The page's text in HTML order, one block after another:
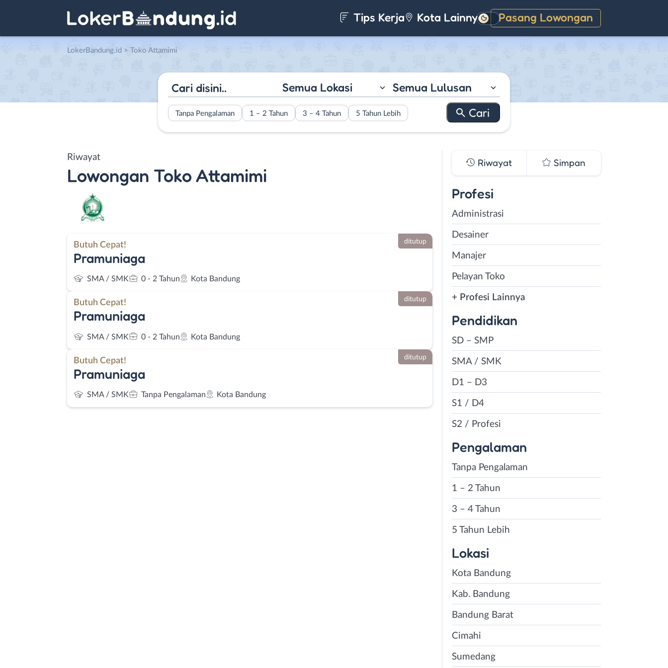
Tips Kerja Kota Lainnya Pasang Lowongan
Gelap
LokerBandung.id > Toko Attamimi
Semua Lokasi Semua Lulusan
Tanpa Pengalaman 1 – 2 Tahun 3 – 4 Tahun 5 Tahun Lebih
Riwayat
Lowongan Toko Attamimi
Butuh Cepat!
Pramuniaga
SMA / SMK 0 - 2 Tahun Kota Bandung
ditutup
Butuh Cepat!
Pramuniaga
SMA / SMK 0 - 2 Tahun Kota Bandung
ditutup
Butuh Cepat!
Pramuniaga
SMA / SMK Tanpa Pengalaman Kota Bandung
ditutup
Riwayat Simpan
Profesi
Administrasi
Desainer
Manajer
Pelayan Toko
+ Profesi Lainnya
Pendidikan
SD – SMP
SMA / SMK
D1 – D3
S1 / D4
S2 / Profesi
Pengalaman
Tanpa Pengalaman
1 – 2 Tahun
3 – 4 Tahun
5 Tahun Lebih
Lokasi
Kota Bandung
Kab. Bandung
Bandung Barat
Cimahi
Sumedang